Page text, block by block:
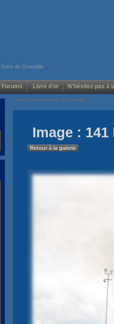
Gare de Grenoble
Forums Livre d'or N'hésitez pas à
Voir/Cacher menus de gauche
Image :
Retour à la galerie